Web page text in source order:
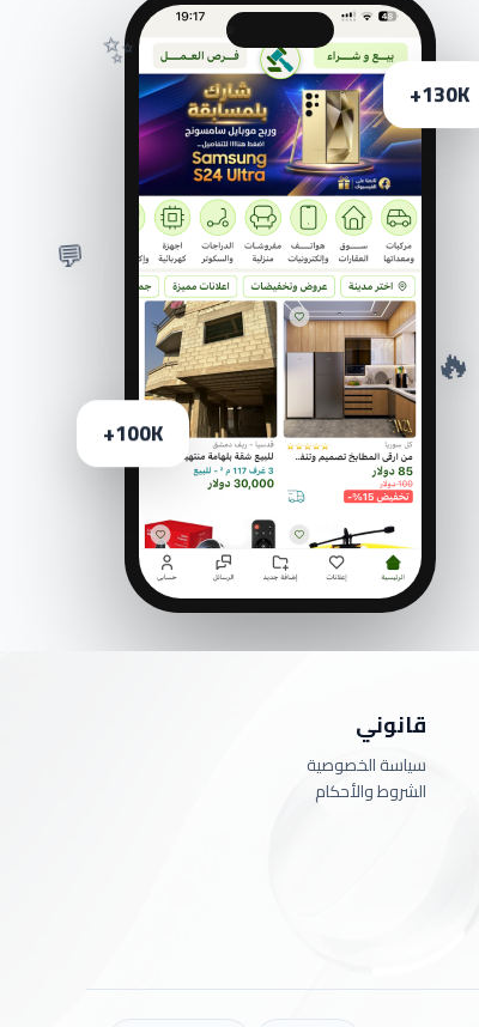
130K+
100K+
✨
🔥
💬
قانوني
سياسة الخصوصية
الشروط والأحكام